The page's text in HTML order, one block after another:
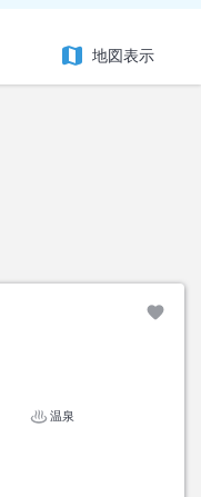
地図表示
温泉